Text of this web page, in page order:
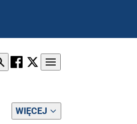
WIĘCEJ